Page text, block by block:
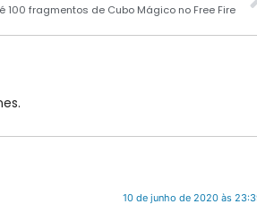
100 fragmentos de Cubo Mágico no Free Fire
10 de junho de 2020 às